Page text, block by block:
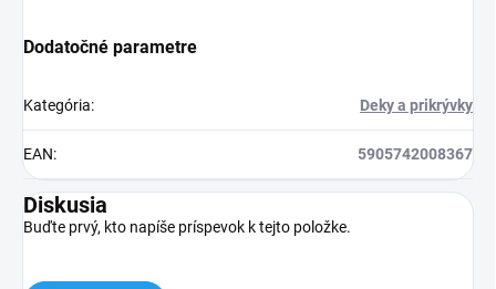
Dodatočné parametre
Kategória: Deky a prikrývky
EAN: 5905742008367
Diskusia
Buďte prvý, kto napíše príspevok k tejto položke.